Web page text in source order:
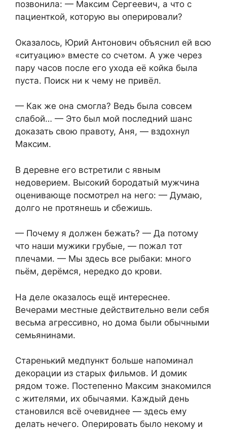
позвонила: — Максим Сергеевич, а что с
пациенткой, которую вы оперировали?
Оказалось, Юрий Антонович объяснил ей всю
«ситуацию» вместе со счетом. А уже через
пару часов после его ухода её койка была
пуста. Поиск ни к чему не привёл.
— Как же она смогла? Ведь была совсем
слабой… — Это был мой последний шанс
доказать свою правоту, Аня, — вздохнул
Максим.
В деревне его встретили с явным
недоверием. Высокий бородатый мужчина
оценивающе посмотрел на него: — Думаю,
долго не протянешь и сбежишь.
— Почему я должен бежать? — Да потому
что наши мужики грубые, — пожал тот
плечами. — Мы здесь все рыбаки: много
пьём, дерёмся, нередко до крови.
На деле оказалось ещё интереснее.
Вечерами местные действительно вели себя
весьма агрессивно, но дома были обычными
семьянинами.
Старенький медпункт больше напоминал
декорации из старых фильмов. И домик
рядом тоже. Постепенно Максим знакомился
с жителями, их обычаями. Каждый день
становился всё очевиднее — здесь ему
делать нечего. Оперировать было некому и